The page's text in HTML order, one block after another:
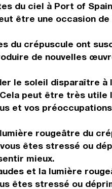
du ciel à Port of
être une occasion de
du crépuscule ont
de nouvelles
le soleil disparaître à
peut être très utile
et vos préoccupations
rougeâtre du
êtes stressé ou
mieux.
et la lumière
êtes stressé ou